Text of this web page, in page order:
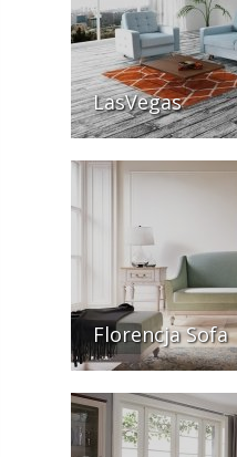
LasVegas
Florencja Sofa